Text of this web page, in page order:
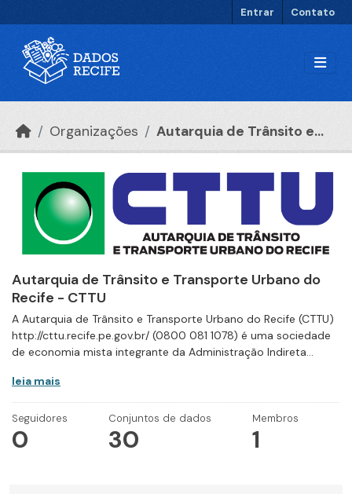
Entrar Contato
Organizações Autarquia de Trânsito e...
Autarquia de Trânsito e Transporte Urbano do
Recife - CTTU
A Autarquia de Trânsito e Transporte Urbano do Recife (CTTU)
http://cttu.recife.pe.gov.br/ (0800 081 1078) é uma sociedade
de economia mista integrante da Administração Indireta...
leia mais
Seguidores
0
Conjuntos de dados
30
Membros
1